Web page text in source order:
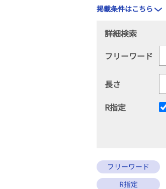
掲載条件はこちら
詳細検索
フリーワード
長さ
R指定
フリーワード
R指定